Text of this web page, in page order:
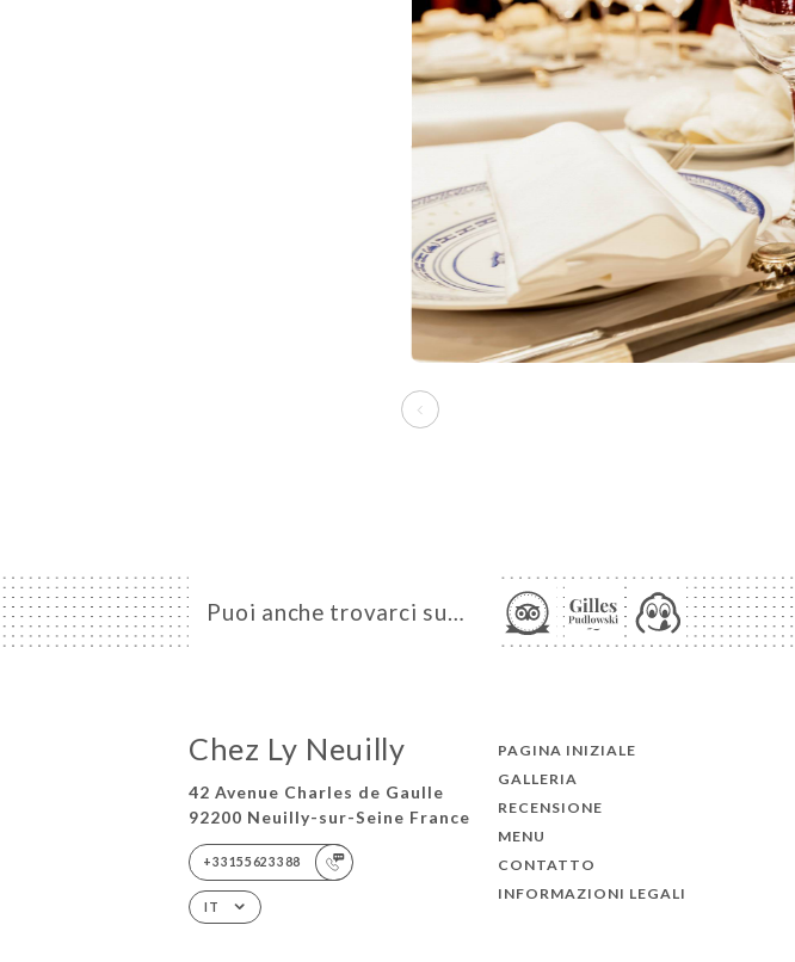
Puoi anche trovarci su…
Chez Ly Neuilly
42 Avenue Charles de Gaulle
92200 Neuilly-sur-Seine France
+33155623388
IT
PAGINA INIZIALE
GALLERIA
RECENSIONE
MENU
CONTATTO
INFORMAZIONI LEGALI